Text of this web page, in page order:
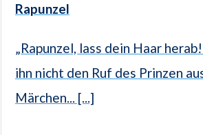
Rapunzel
„Rapunzel, lass dein Haar
ihn nicht den Ruf des Prinzen
Märchen... [...]